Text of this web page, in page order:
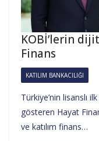
KOBİ’lerin
Finans
KATILIM BANKACILIĞI
Türkiye’nin lisanslı
gösteren Hayat
ve katılım finans…